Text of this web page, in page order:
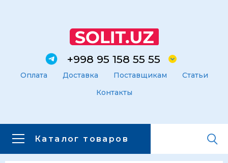
+998 95 158 55 55
Оплата Доставка Поставщикам
Статьи
Контакты
Каталог товаров